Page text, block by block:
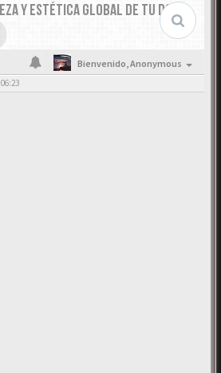
Y ESTÉTICA GLOBAL DE TU DS
Bienvenido,Anonymous